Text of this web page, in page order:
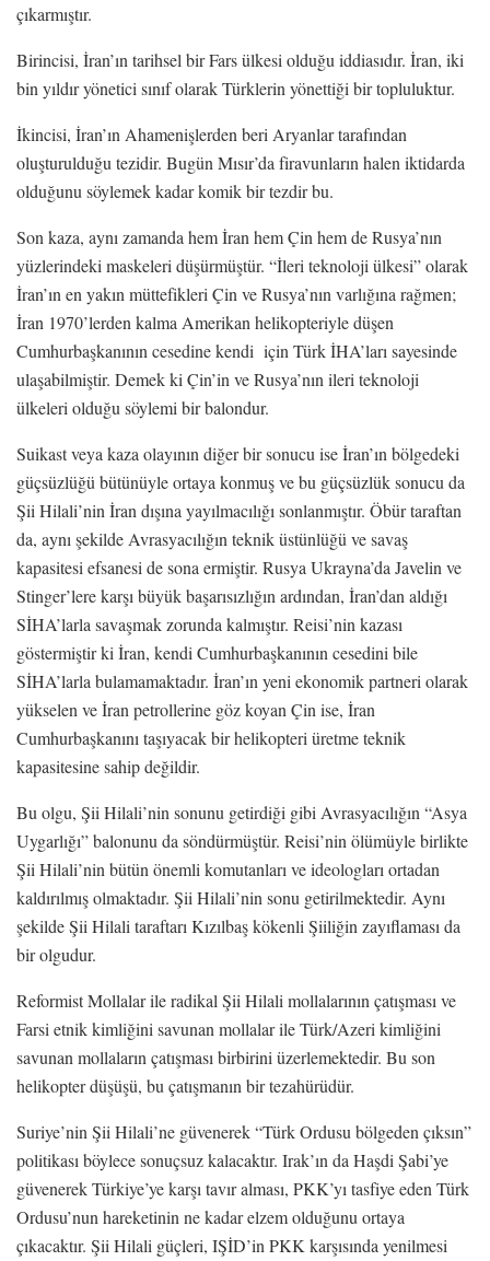
çıkarmıştır.
Birincisi, İran’ın tarihsel bir Fars ülkesi olduğu iddiasıdır. İran, iki
bin yıldır yönetici sınıf olarak Türklerin yönettiği bir topluluktur.
İkincisi, İran’ın Ahamenişlerden beri Aryanlar tarafından
oluşturulduğu tezidir. Bugün Mısır’da firavunların halen iktidarda
olduğunu söylemek kadar komik bir tezdir bu.
Son kaza, aynı zamanda hem İran hem Çin hem de Rusya’nın
yüzlerindeki maskeleri düşürmüştür. “İleri teknoloji ülkesi” olarak
İran’ın en yakın müttefikleri Çin ve Rusya’nın varlığına rağmen;
İran 1970’lerden kalma Amerikan helikopteriyle düşen
Cumhurbaşkanının cesedine kendi için Türk İHA’ları sayesinde
ulaşabilmiştir. Demek ki Çin’in ve Rusya’nın ileri teknoloji
ülkeleri olduğu söylemi bir balondur.
Suikast veya kaza olayının diğer bir sonucu ise İran’ın bölgedeki
güçsüzlüğü bütünüyle ortaya konmuş ve bu güçsüzlük sonucu da
Şii Hilali’nin İran dışına yayılmacılığı sonlanmıştır. Öbür taraftan
da, aynı şekilde Avrasyacılığın teknik üstünlüğü ve savaş
kapasitesi efsanesi de sona ermiştir. Rusya Ukrayna’da Javelin ve
Stinger’lere karşı büyük başarısızlığın ardından, İran’dan aldığı
SİHA’larla savaşmak zorunda kalmıştır. Reisi’nin kazası
göstermiştir ki İran, kendi Cumhurbaşkanının cesedini bile
SİHA’larla bulamamaktadır. İran’ın yeni ekonomik partneri olarak
yükselen ve İran petrollerine göz koyan Çin ise, İran
Cumhurbaşkanını taşıyacak bir helikopteri üretme teknik
kapasitesine sahip değildir.
Bu olgu, Şii Hilali’nin sonunu getirdiği gibi Avrasyacılığın “Asya
Uygarlığı” balonunu da söndürmüştür. Reisi’nin ölümüyle birlikte
Şii Hilali’nin bütün önemli komutanları ve ideologları ortadan
kaldırılmış olmaktadır. Şii Hilali’nin sonu getirilmektedir. Aynı
şekilde Şii Hilali taraftarı Kızılbaş kökenli Şiiliğin zayıflaması da
bir olgudur.
Reformist Mollalar ile radikal Şii Hilali mollalarının çatışması ve
Farsi etnik kimliğini savunan mollalar ile Türk/Azeri kimliğini
savunan mollaların çatışması birbirini üzerlemektedir. Bu son
helikopter düşüşü, bu çatışmanın bir tezahürüdür.
Suriye’nin Şii Hilali’ne güvenerek “Türk Ordusu bölgeden çıksın”
politikası böylece sonuçsuz kalacaktır. Irak’ın da Haşdi Şabi’ye
güvenerek Türkiye’ye karşı tavır alması, PKK’yı tasfiye eden Türk
Ordusu’nun hareketinin ne kadar elzem olduğunu ortaya
çıkacaktır. Şii Hilali güçleri, IŞİD’in PKK karşısında yenilmesi